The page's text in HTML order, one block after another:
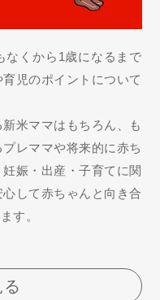
なくから1歳になるまで
児のポイントについて
米ママはもちろん、も
レママや将来的に赤ち
娠・出産・子育てに関
して赤ちゃんと向き合
す。